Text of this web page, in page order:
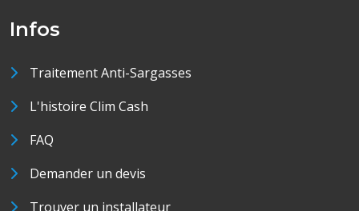
Infos
Traitement Anti-Sargasses
L'histoire Clim Cash
FAQ
Demander un devis
Trouver un installateur